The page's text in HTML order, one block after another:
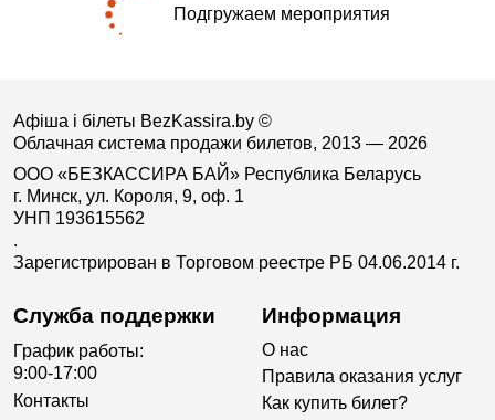
Подгружаем мероприятия
Афіша і білеты BezKassira.by ©
Облачная система продажи билетов, 2013 — 2026
ООО «БЕЗКАССИРА БАЙ» Республика Беларусь
г. Минск, ул. Короля, 9, оф. 1
УНП 193615562
.
Зарегистрирован в Торговом реестре РБ 04.06.2014 г.
Служба поддержки
График работы:
9:00-17:00
Контакты
Информация
О нас
Правила оказания услуг
Как купить билет?